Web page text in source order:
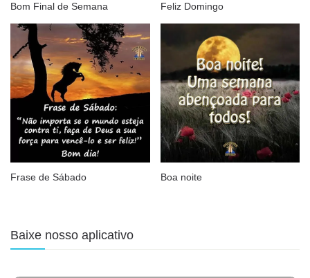
Bom Final de Semana Feliz Domingo
Frase de Sábado Boa noite
Baixe nosso aplicativo